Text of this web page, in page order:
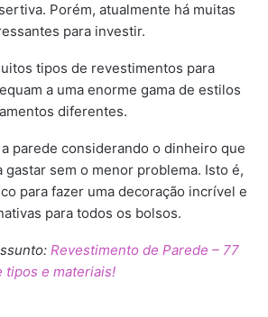
Porém, atualmente há muitas
para investir.
tipos de revestimentos para
a uma enorme gama de estilos
diferentes.
parede considerando o dinheiro que
sem o menor problema. Isto é,
para fazer uma decoração incrível e
para todos os bolsos.
Revestimento de Parede – 77
tipos e materiais!